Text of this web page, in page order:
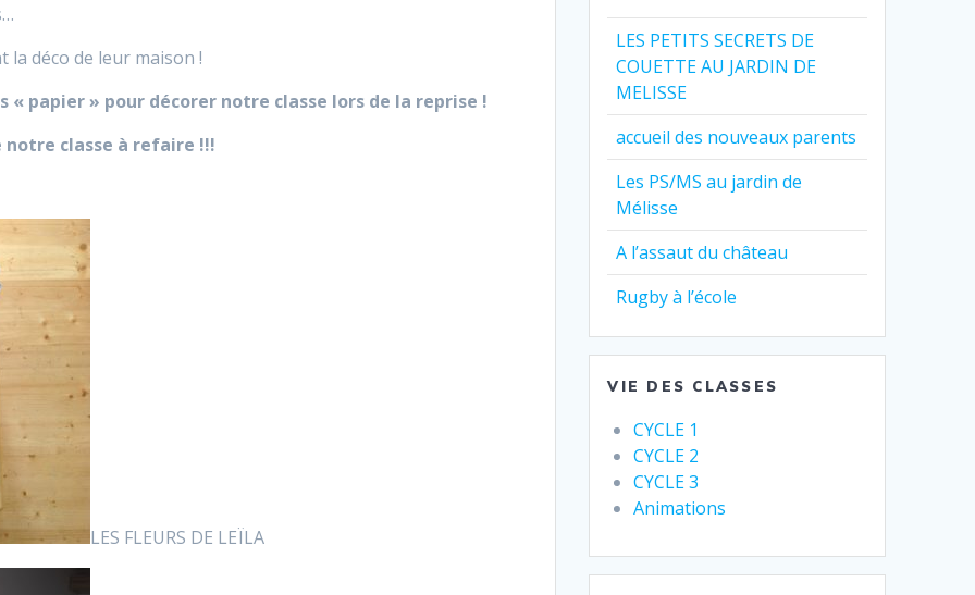
la déco de leur maison !
« papier » pour décorer notre classe lors de la reprise !
notre classe à refaire !!!
LES FLEURS DE LEÏLA
LES PETITS SECRETS DE
COUETTE AU JARDIN DE
MELISSE
accueil des nouveaux parents
Les PS/MS au jardin de
Mélisse
A l’assaut du château
Rugby à l’école
VIE DES CLASSES
CYCLE 1
CYCLE 2
CYCLE 3
Animations